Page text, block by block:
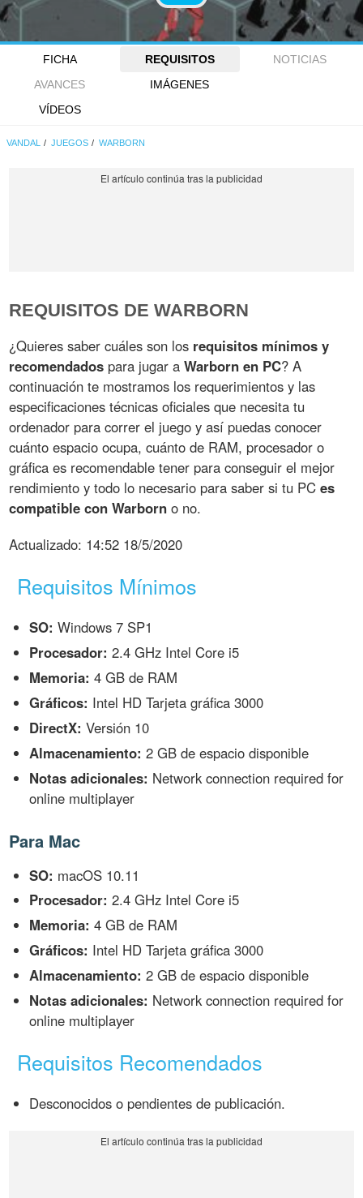
FICHA REQUISITOS
NOTICIAS
AVANCES
IMÁGENES
VÍDEOS
VANDAL JUEGOS WARBORN
REQUISITOS DE WARBORN
¿Quieres saber cuáles son los requisitos mínimos y
recomendados para jugar aWarborn en PC? A
continuación te mostramos los requerimientos y las
especificaciones técnicas oficiales que necesita tu
ordenador para correr el juego y así puedas conocer
cuánto espacio ocupa, cuánto de RAM, procesador o
gráfica es recomendable tener para conseguir el mejor
rendimiento y todo lo necesario para saber si tu PCes
compatible con Warborn o no.
Actualizado: 14:52 18/5/2020
Requisitos Mínimos
SO: Windows 7 SP1
Procesador: 2.4 GHz Intel Core i5
Memoria: 4 GB de RAM
Gráficos: Intel HD Tarjeta gráfica 3000
DirectX: Versión 10
Almacenamiento: 2 GB de espacio disponible
Notas adicionales: Network connection required for
online multiplayer
Para Mac
SO: macOS 10.11
Procesador: 2.4 GHz Intel Core i5
Memoria: 4 GB de RAM
Gráficos: Intel HD Tarjeta gráfica 3000
Almacenamiento: 2 GB de espacio disponible
Notas adicionales: Network connection required for
online multiplayer
Requisitos Recomendados
Desconocidos o pendientes de publicación.